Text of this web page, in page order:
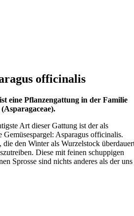
officinalis
eine Pflanzengattung in der Familie
Art dieser Gattung ist der als
Asparagus officinalis.
die den Winter als Wurzelstock
Diese mit feinen schuppigen
Sprosse sind nichts anderes als der uns